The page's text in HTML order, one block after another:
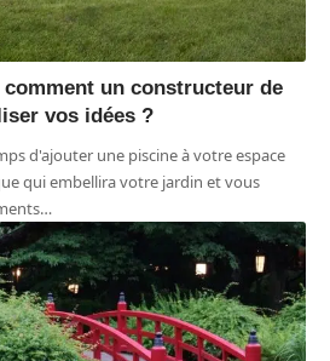
un constructeur de
vos idées ?
d'ajouter une piscine à votre espace
qui embellira votre jardin et vous
…